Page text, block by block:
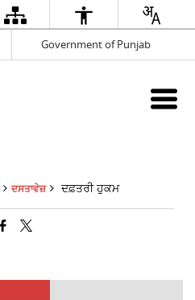
Government of Punjab
ਦਸਤਾਵੇਜ਼ ਦਫ਼ਤਰੀ ਹੁਕਮ